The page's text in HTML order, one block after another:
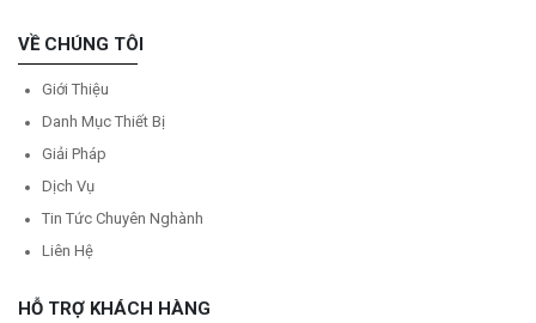
VỀ CHÚNG TÔI
Giới Thiệu
Danh Mục Thiết Bị
Giải Pháp
Dịch Vụ
Tin Tức Chuyên Nghành
Liên Hệ
HỖ TRỢ KHÁCH HÀNG